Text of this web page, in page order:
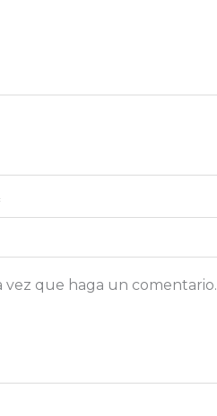
vez que haga un comentario.